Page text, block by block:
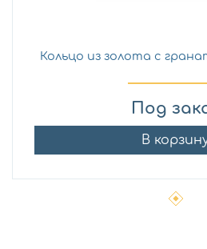
Кольцо из золота с
Под
В